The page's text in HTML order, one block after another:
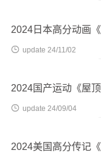
2024日本高分动画
 update 24/11/02
2024国产运动《屋顶
 update 24/09/04
2024美国高分传记《